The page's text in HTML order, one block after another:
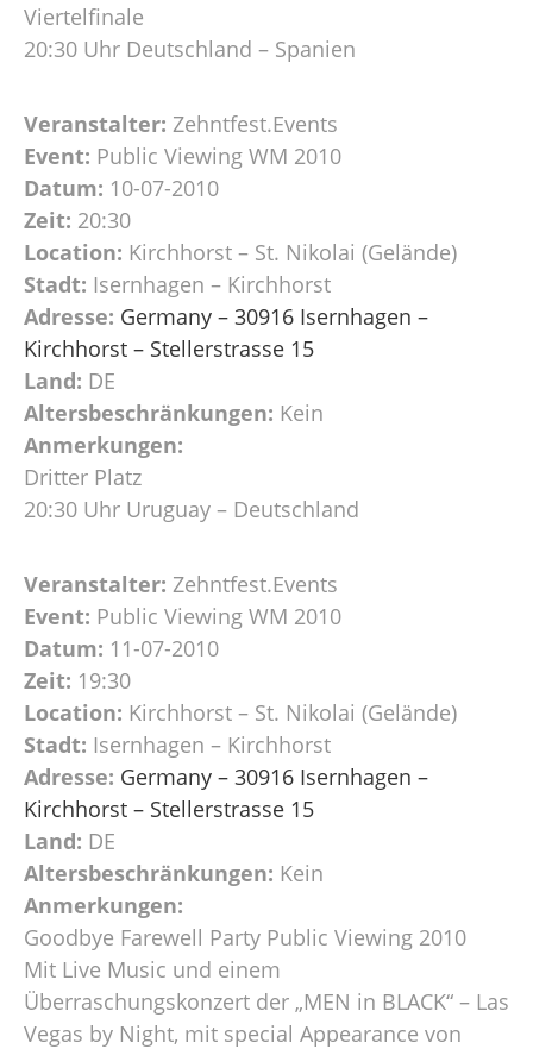
Viertelfinale
20:30 Uhr Deutschland – Spanien
Veranstalter: Zehntfest.Events
Event: Public Viewing WM 2010
Datum: 10-07-2010
Zeit: 20:30
Location: Kirchhorst – St. Nikolai (Gelände)
Stadt: Isernhagen – Kirchhorst
Adresse: Germany – 30916 Isernhagen –
Kirchhorst – Stellerstrasse 15
Land: DE
Altersbeschränkungen: Kein
Anmerkungen:
Dritter Platz
20:30 Uhr Uruguay – Deutschland
Veranstalter: Zehntfest.Events
Event: Public Viewing WM 2010
Datum: 11-07-2010
Zeit: 19:30
Location: Kirchhorst – St. Nikolai (Gelände)
Stadt: Isernhagen – Kirchhorst
Adresse: Germany – 30916 Isernhagen –
Kirchhorst – Stellerstrasse 15
Land: DE
Altersbeschränkungen: Kein
Anmerkungen:
Goodbye Farewell Party Public Viewing 2010
Mit Live Music und einem
Überraschungskonzert der „MEN in BLACK“ – Las
Vegas by Night, mit special Appearance von